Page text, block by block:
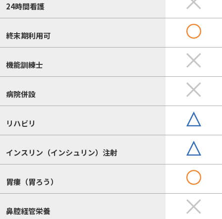
24時間看護
終末期利用可
機能訓練士
病院併設
リハビリ
インスリン（インシュリン）注射
胃瘻（胃ろう）
鼻腔経管栄養